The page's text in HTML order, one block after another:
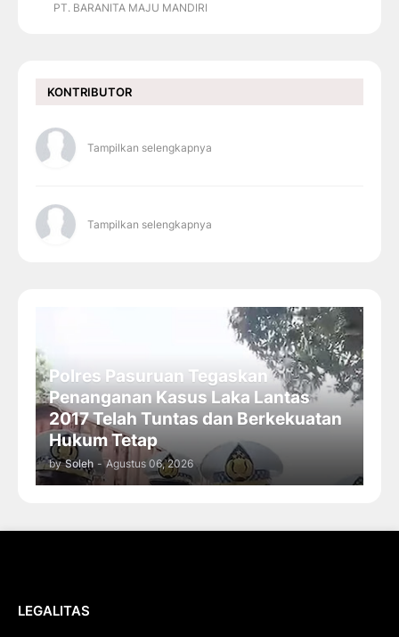
PT. BARANITA MAJU MANDIRI
KONTRIBUTOR
Tampilkan selengkapnya
Tampilkan selengkapnya
Polres Pasuruan Tegaskan
Penanganan Kasus Laka Lantas
2017 Telah Tuntas dan Berkekuatan
Hukum Tetap
by Soleh - Agustus 06, 2026
LEGALITAS